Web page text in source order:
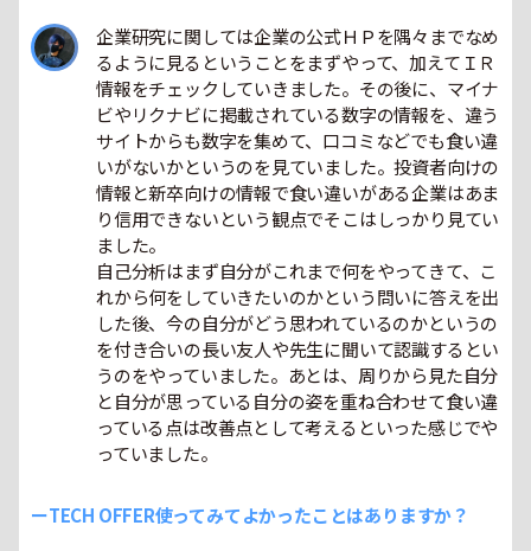
企業研究に関しては企業の公式ＨＰを隅々までなめ
るように見るということをまずやって、加えてＩＲ
情報をチェックしていきました。その後に、マイナ
ビやリクナビに掲載されている数字の情報を、違う
サイトからも数字を集めて、口コミなどでも食い違
いがないかというのを見ていました。投資者向けの
情報と新卒向けの情報で食い違いがある企業はあま
り信用できないという観点でそこはしっかり見てい
ました。
自己分析はまず自分がこれまで何をやってきて、こ
れから何をしていきたいのかという問いに答えを出
した後、今の自分がどう思われているのかというの
を付き合いの長い友人や先生に聞いて認識するとい
うのをやっていました。あとは、周りから見た自分
と自分が思っている自分の姿を重ね合わせて食い違
っている点は改善点として考えるといった感じでや
っていました。
ーTECH OFFER使ってみてよかったことはありますか？